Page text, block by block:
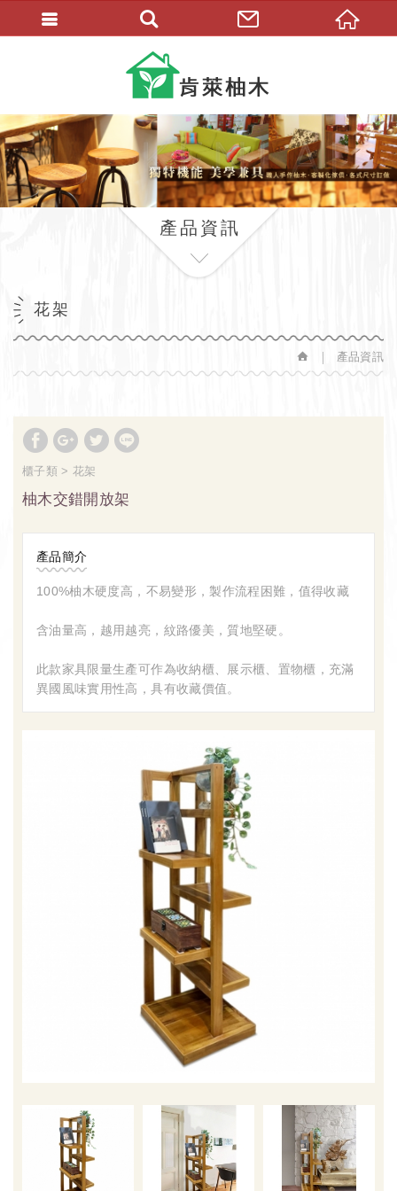
產品資訊
花架
產品資訊
櫃子類 花架
柚木交錯開放架
產品簡介
100%柚木硬度高，不易變形，製作流程困難，值得收藏
含油量高，越用越亮，紋路優美，質地堅硬。
此款家具限量生產可作為收納櫃、展示櫃、置物櫃，充滿
異國風味實用性高，具有收藏價值。